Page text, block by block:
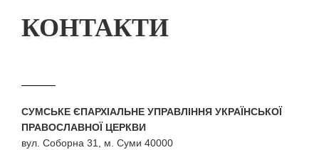
КОНТАКТИ
СУМСЬКЕ ЄПАРХІАЛЬНЕ УПРАВЛІННЯ УКРАЇНСЬКОЇ
ПРАВОСЛАВНОЇ ЦЕРКВИ
вул. Соборна 31, м. Суми 40000